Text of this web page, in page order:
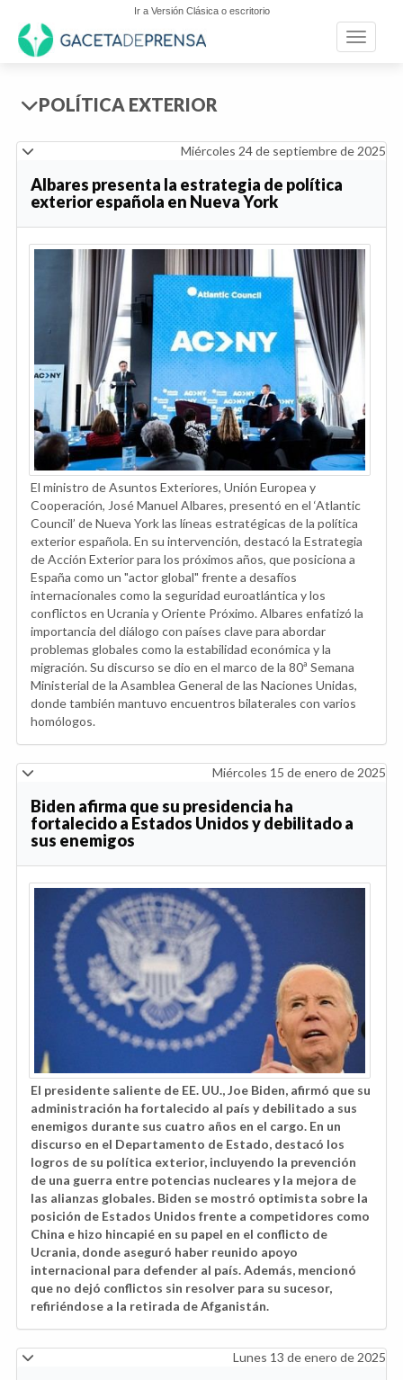
Ir a Versión Clásica o escritorio
Toggle
POLÍTICA EXTERIOR
Miércoles 24 de septiembre de 2025
Albares presenta la estrategia de política
exterior española en Nueva York
El ministro de Asuntos Exteriores, Unión Europea y
Cooperación, José Manuel Albares, presentó en el ‘Atlantic
Council’ de Nueva York las líneas estratégicas de la política
exterior española. En su intervención, destacó la Estrategia
de Acción Exterior para los próximos años, que posiciona a
España como un "actor global" frente a desafíos
internacionales como la seguridad euroatlántica y los
conflictos en Ucrania y Oriente Próximo. Albares enfatizó la
importancia del diálogo con países clave para abordar
problemas globales como la estabilidad económica y la
migración. Su discurso se dio en el marco de la 80ª Semana
Ministerial de la Asamblea General de las Naciones Unidas,
donde también mantuvo encuentros bilaterales con varios
homólogos.
Miércoles 15 de enero de 2025
Biden afirma que su presidencia ha
fortalecido a Estados Unidos y debilitado a
sus enemigos
El presidente saliente de EE. UU., Joe Biden, afirmó que su
administración ha fortalecido al país y debilitado a sus
enemigos durante sus cuatro años en el cargo. En un
discurso en el Departamento de Estado, destacó los
logros de su política exterior, incluyendo la prevención
de una guerra entre potencias nucleares y la mejora de
las alianzas globales. Biden se mostró optimista sobre la
posición de Estados Unidos frente a competidores como
China e hizo hincapié en su papel en el conflicto de
Ucrania, donde aseguró haber reunido apoyo
internacional para defender al país. Además, mencionó
que no dejó conflictos sin resolver para su sucesor,
refiriéndose a la retirada de Afganistán.
Lunes 13 de enero de 2025